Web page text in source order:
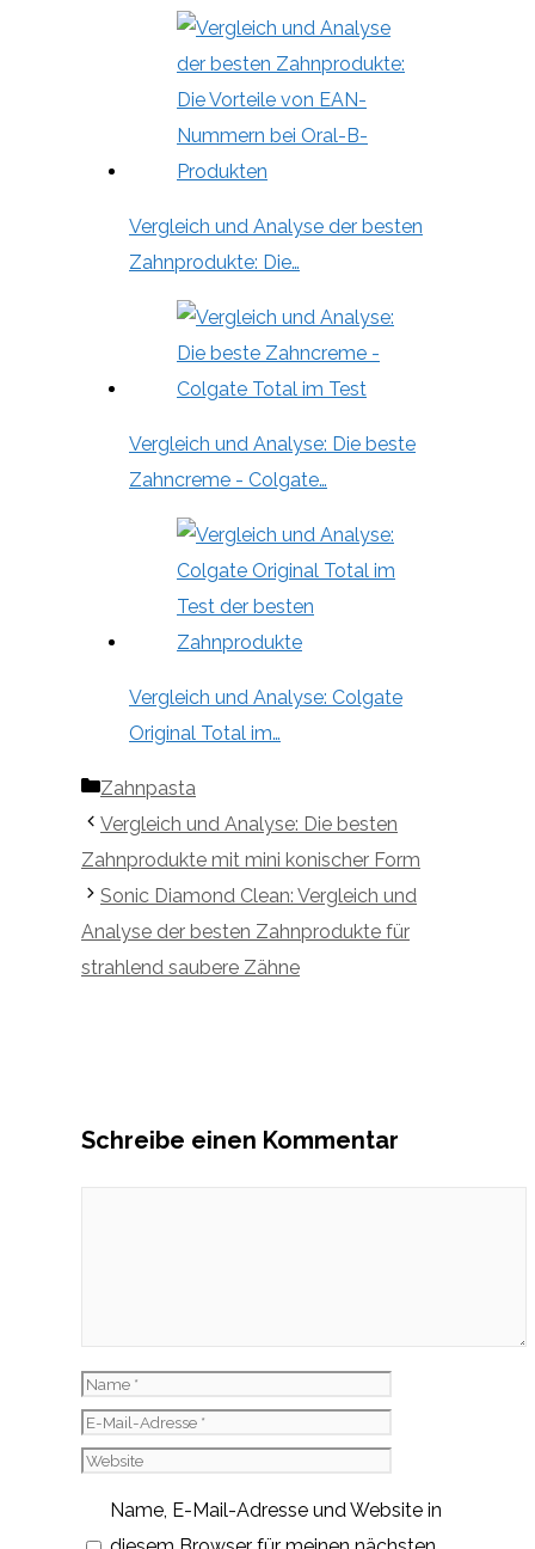
Vergleich und Analyse der besten
Zahnprodukte: Die…
Vergleich und Analyse: Die beste
Zahncreme - Colgate…
Vergleich und Analyse: Colgate
Original Total im…
Kategorien
Zahnpasta
Vergleich und Analyse: Die besten
Zahnprodukte mit mini konischer Form
Sonic Diamond Clean: Vergleich und
Analyse der besten Zahnprodukte für
strahlend saubere Zähne
Schreibe einen Kommentar
Name
E-
Mail-
Website
Name, E-Mail-Adresse und Website in